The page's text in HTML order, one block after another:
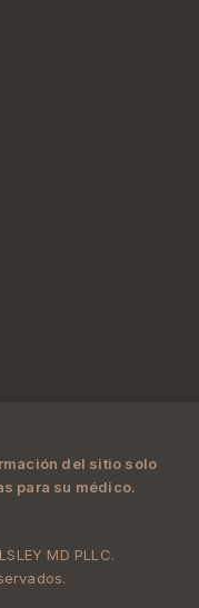
del sitio solo
para su médico.
MD PLLC.